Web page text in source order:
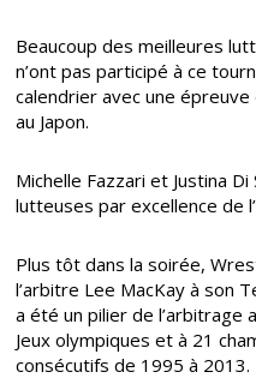
Beaucoup des meilleures
n’ont pas participé à ce
calendrier avec une
au Japon.
Michelle Fazzari et Justina
lutteuses par excellence de
Plus tôt dans la soirée,
l’arbitre Lee MacKay à son
a été un pilier de l’arbitrage
Jeux olympiques et à 21
consécutifs de 1995 à 2013.